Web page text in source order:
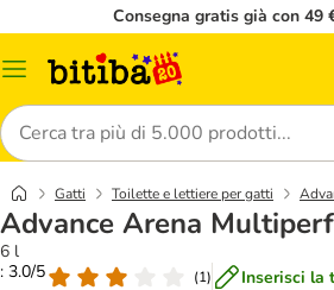
Consegna gratis già con 49
Overview
Cerca
Gatti Toilette e lettiere per gatti
Advance Arena
6 l
: 3.0/5
(1) Inserisci la